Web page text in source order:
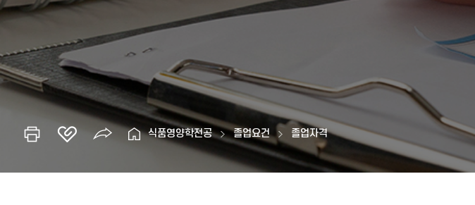
식품영양학전공 졸업요건 졸업자격